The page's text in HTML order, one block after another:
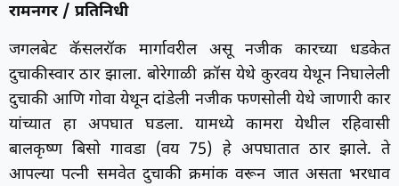
रामनगर / प्रतिनिधी
जगलबेट कॅसलरॉक मार्गावरील असू नजीक कारच्या धडकेत
दुचाकीस्वार ठार झाला. बोरेगाळी क्रॉस येथे कुरवय येथून निघालेली
दुचाकी आणि गोवा येथून दांडेली नजीक फणसोली येथे जाणारी कार
यांच्यात हा अपघात घडला. यामध्ये कामरा येथील रहिवासी
बालकृष्ण बिसो गावडा (वय 75) हे अपघातात ठार झाले. ते
आपल्या पत्नी समवेत दुचाकी क्रमांक वरून जात असता भरधाव